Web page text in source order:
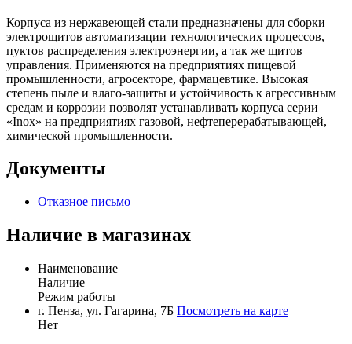
Корпуса из нержавеющей стали предназначены для сборки
электрощитов автоматизации технологических процессов,
пуктов распределения электроэнергии, а так же щитов
управления. Применяются на предприятиях пищевой
промышленности, агросекторе, фармацевтике. Высокая
степень пыле и влаго-защиты и устойчивость к агрессивным
средам и коррозии позволят устанавливать корпуса серии
«Inox» на предприятиях газовой, нефтеперерабатывающей,
химической промышленности.
Документы
Отказное письмо
Наличие в магазинах
Наименование
Наличие
Режим работы
г. Пенза, ул. Гагарина, 7Б Посмотреть на карте
Нет